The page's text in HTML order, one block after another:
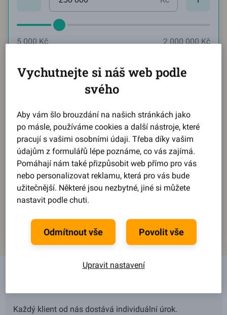
5 000 Kč 2 000 000 Kč
Aktuální hodnota: 2585
2 585 Kč 21 744 Kč
Reprezentativní příklad
Během pár kroků se dozvíte,jaký můžete získat úrok
Splátku, dobu splácení i výši půjčkysi pak upravíte
na míru podle svého.
Spočítat půjčku
Každý klient od nás dostává individuální úrok.
Vychutnejte si náš web podle
svého
Aby vám šlo brouzdání na našich stránkách jako
po másle, používáme cookies a další nástroje, které
pracují s vašimi osobními údaji. Třeba díky vašim
údajům z formulářů lépe poznáme, co vás zajímá.
Pomáhají nám také přizpůsobit web přímo pro vás
nebo personalizovat reklamu, která pro vás bude
užitečnější. Některé jsou nezbytné, jiné si můžete
nastavit podle chuti.
Upravit nastavení
Odmítnout vše Povolit vše